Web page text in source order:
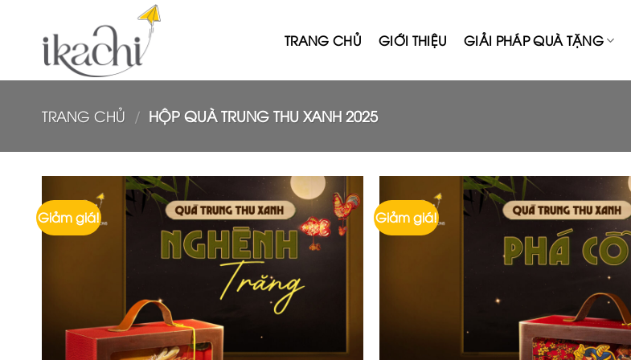
TRANG CHỦ GIỚI THIỆU GIẢI PHÁP QUÀ TẶNG
TRANG CHỦ / HỘP QUÀ TRUNG THU XANH 2025
Giảm giá! Giảm giá!